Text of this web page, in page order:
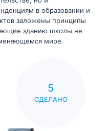
в образовании и
заложены принципы
зданию школы не
мире.
5
СДЕЛАНО